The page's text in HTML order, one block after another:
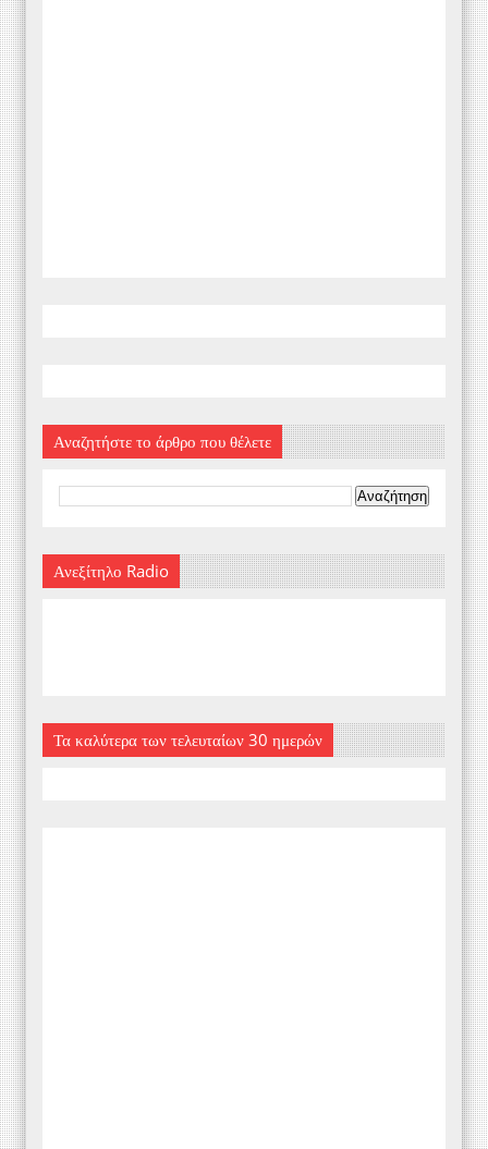
Αναζητήστε το άρθρο που θέλετε
Ανεξίτηλο Radio
Τα καλύτερα των τελευταίων 30 ημερών